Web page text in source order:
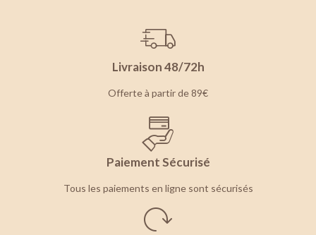
Livraison 48/72h
Offerte à partir de 89€
Paiement Sécurisé
Tous les paiements en ligne sont sécurisés